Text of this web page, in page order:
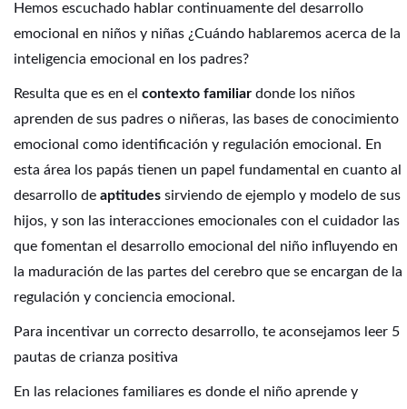
Hemos escuchado hablar continuamente del desarrollo
emocional en niños y niñas ¿Cuándo hablaremos acerca de la
inteligencia emocional en los padres?
Resulta que es en el contexto familiar donde los niños
aprenden de sus padres o niñeras, las bases de conocimiento
emocional como identificación y regulación emocional. En
esta área los papás tienen un papel fundamental en cuanto al
desarrollo de aptitudes sirviendo de ejemplo y modelo de sus
hijos, y son las interacciones emocionales con el cuidador las
que fomentan el desarrollo emocional del niño influyendo en
la maduración de las partes del cerebro que se encargan de la
regulación y conciencia emocional.
Para incentivar un correcto desarrollo, te aconsejamos leer 5
pautas de crianza positiva
En las relaciones familiares es donde el niño aprende y